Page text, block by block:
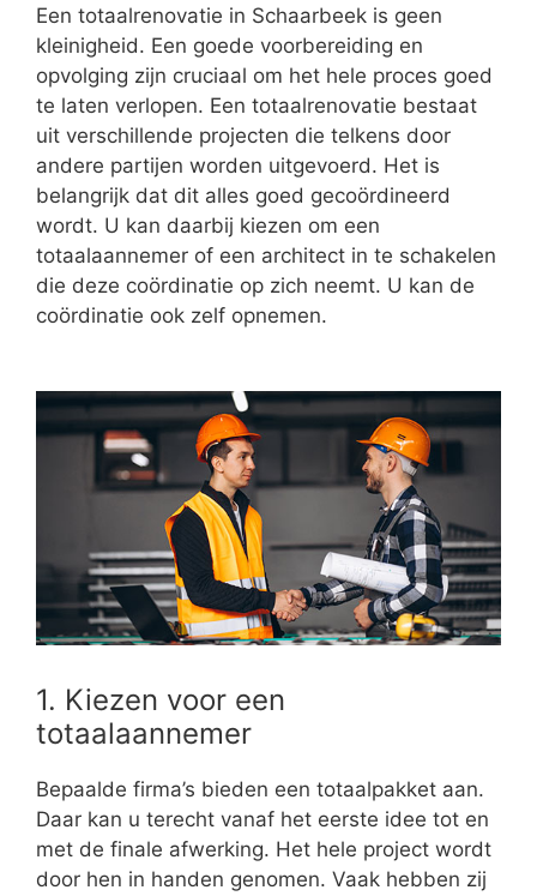
Een totaalrenovatie in Schaarbeek is geen
kleinigheid. Een goede voorbereiding en
opvolging zijn cruciaal om het hele proces goed
te laten verlopen. Een totaalrenovatie bestaat
uit verschillende projecten die telkens door
andere partijen worden uitgevoerd. Het is
belangrijk dat dit alles goed gecoördineerd
wordt. U kan daarbij kiezen om een
totaalaannemer of een architect in te schakelen
die deze coördinatie op zich neemt. U kan de
coördinatie ook zelf opnemen.
1. Kiezen voor een
totaalaannemer
Bepaalde firma’s bieden een totaalpakket aan.
Daar kan u terecht vanaf het eerste idee tot en
met de finale afwerking. Het hele project wordt
door hen in handen genomen. Vaak hebben zij